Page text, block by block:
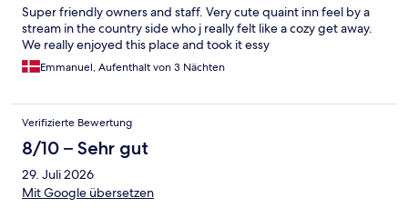
Super friendly owners and staff. Very cute quaint inn feel by a
stream in the country side who j really felt like a cozy get away.
We really enjoyed this place and took it essy
Emmanuel, Aufenthalt von 3 Nächten
Verifizierte Bewertung
8/10 – Sehr gut
29. Juli 2026
Mit Google übersetzen